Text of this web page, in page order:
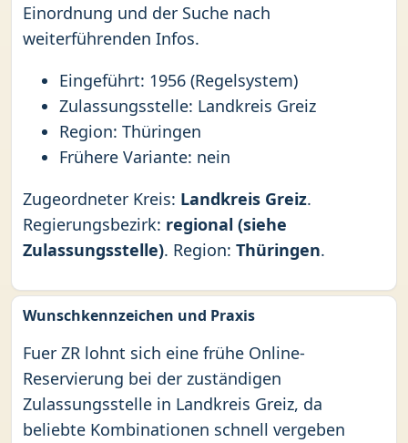
Einordnung und der Suche nach
weiterführenden Infos.
Eingeführt: 1956 (Regelsystem)
Zulassungsstelle: Landkreis Greiz
Region: Thüringen
Frühere Variante: nein
Zugeordneter Kreis: Landkreis Greiz.
Regierungsbezirk: regional (siehe
Zulassungsstelle). Region: Thüringen.
Wunschkennzeichen und Praxis
Fuer ZR lohnt sich eine frühe Online-
Reservierung bei der zuständigen
Zulassungsstelle in Landkreis Greiz, da
beliebte Kombinationen schnell vergeben